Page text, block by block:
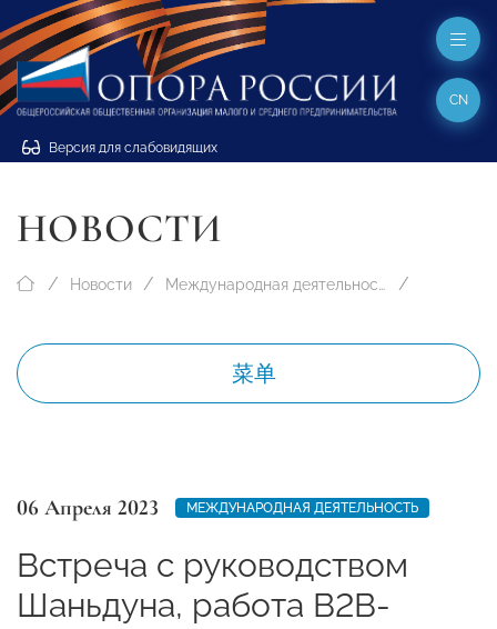
Версия для слабовидящих
CN
НОВОСТИ
Новости Международная деятельность
菜单
06 Апреля 2023 МЕЖДУНАРОДНАЯ ДЕЯТЕЛЬНОСТЬ
Встреча с руководством
Шаньдуна, работа B2B-